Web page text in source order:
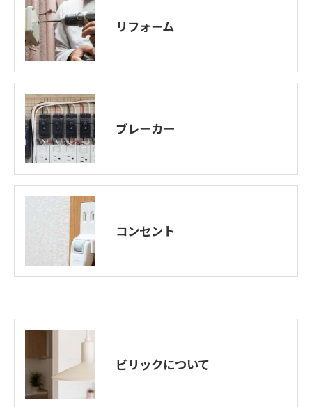
リフォーム
ブレーカー
コンセント
ビリックについて